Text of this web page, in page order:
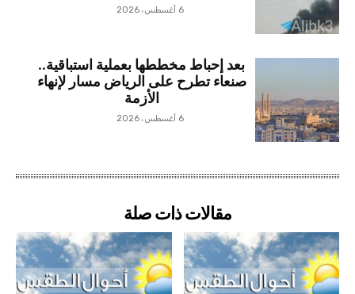
6 أغسطس، 2026
بعد إحباط مخططها بعملية استباقية..
صنعاء تطرح على الرياض مسار لإنهاء
الأزمة
6 أغسطس، 2026
مقالات ذات صلة